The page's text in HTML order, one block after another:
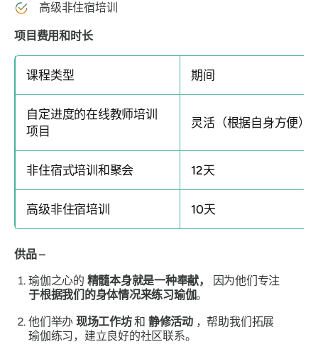
高级非住宿培训
项目费用和时长
课程类型 期间
自定进度的在线教师培训
项目
灵活（根据自身方便）
非住宿式培训和聚会 12天
高级非住宿培训 10天
供品 –
瑜伽之心的 精髓本身就是一种奉献，
因为他们专注
于根据我们的身体情况来练习瑜伽。
他们举办 现场工作坊和 静修活动，帮助我们拓展
瑜伽练习，建立良好的社区联系。